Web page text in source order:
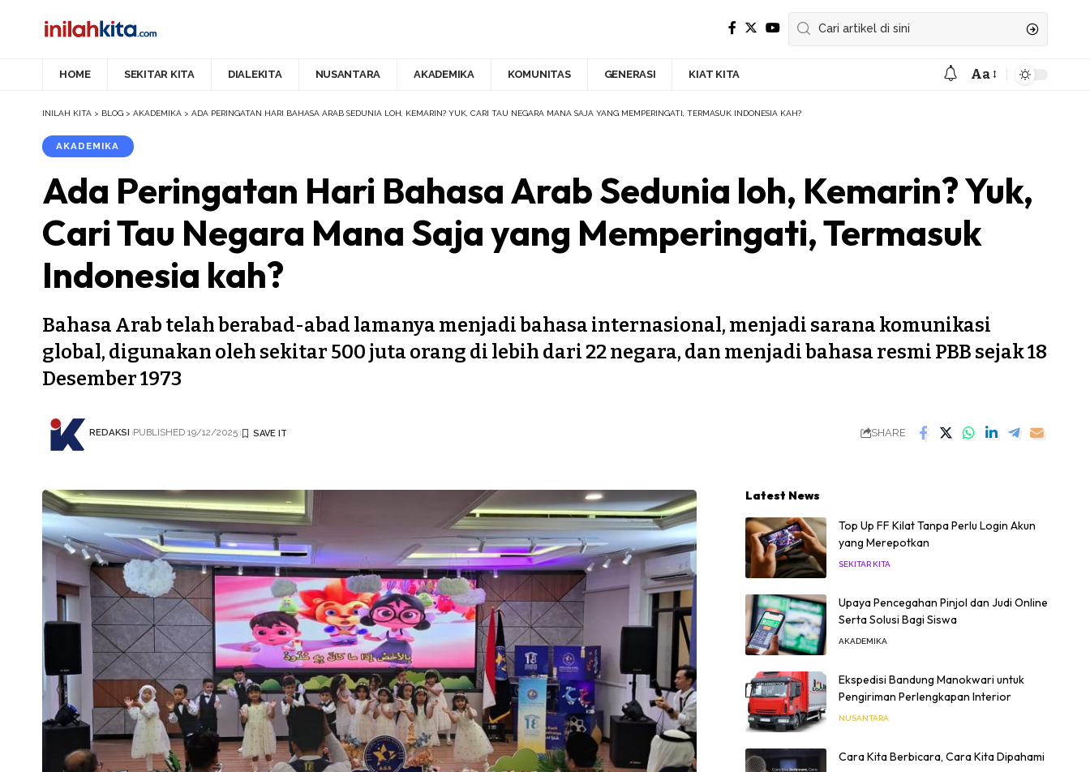
HOME SEKITAR KITA DIALEKITA NUSANTARA AKADEMIKA KOMUNITAS GENERASI KIAT KITA Aa
INILAH KITA > BLOG > AKADEMIKA > ADA PERINGATAN HARI BAHASA ARAB SEDUNIA LOH, KEMARIN? YUK, CARI TAU NEGARA MANA SAJA YANG MEMPERINGATI, TERMASUK INDONESIA KAH?
AKADEMIKA
Ada Peringatan Hari Bahasa Arab Sedunia loh, Kemarin? Yuk,
Cari Tau Negara Mana Saja yang Memperingati, Termasuk
Indonesia kah?
Bahasa Arab telah berabad-abad lamanya menjadi bahasa internasional, menjadi sarana komunikasi
global, digunakan oleh sekitar 500 juta orang di lebih dari 22 negara, dan menjadi bahasa resmi PBB sejak 18
Desember 1973
REDAKSI PUBLISHED 19/12/2025 SHARE
Latest News
Top Up FF Kilat Tanpa Perlu Login Akun
yang Merepotkan
SEKITAR KITA
Upaya Pencegahan Pinjol dan Judi Online
Serta Solusi Bagi Siswa
AKADEMIKA
Ekspedisi Bandung Manokwari untuk
Pengiriman Perlengkapan Interior
NUSANTARA
Cara Kita Berbicara, Cara Kita Dipahami